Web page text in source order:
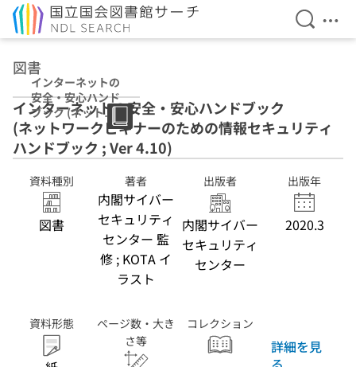
検索を
メ
図書
インターネットの
安全・安心ハンド
ブック (ネットワ
ークビギナーのた
めの情報セキュリ
ティハンドブック
; Ver 4.10)
インターネットの安全・安心ハンドブック
(ネットワークビギナーのための情報セキュリティ
ハンドブック ; Ver 4.10)
資料種別
図書
著者
内閣サイバー
セキュリティ
センター 監
修 ; KOTA イ
ラスト
出版者
内閣サイバー
セキュリティ
センター
出版年
2020.3
資料形態
ページ数・大き
さ等
コレクション
詳細を見